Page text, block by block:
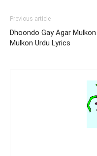
Previous article
Dhoondo Gay Agar Mulkon
Mulkon Urdu Lyrics